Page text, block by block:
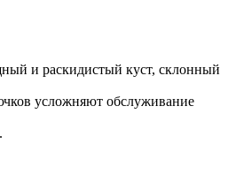
и раскидистый куст, склонный
усложняют обслуживание